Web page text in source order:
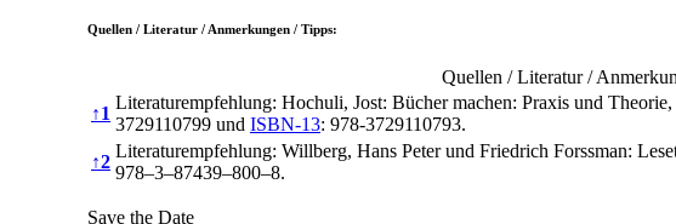
Quellen / Literatur / Anmerkungen / Tipps:
Quellen / Literatur /
↑1
Literaturempfehlung: Hochuli, Jost: Bücher machen: Praxis und
3729110799 und ISBN-13: 978-3729110793.
↑2
Literaturempfehlung: Willberg, Hans Peter und Friedrich Forssman:
978–3–87439–800–8.
Save the Date